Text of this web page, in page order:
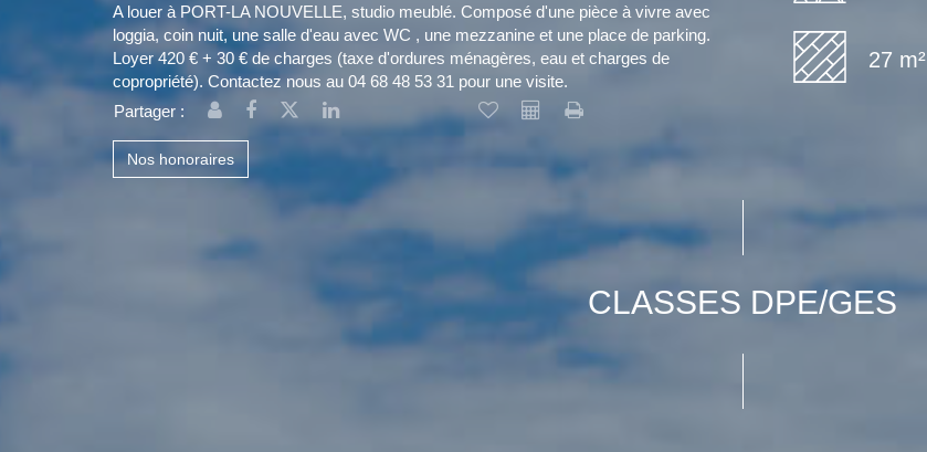
A louer à PORT-LA NOUVELLE, studio meublé. Composé d'une pièce à vivre avec
loggia, coin nuit, une salle d'eau avec WC , une mezzanine et une place de parking.
Loyer 420 € + 30 € de charges (taxe d'ordures ménagères, eau et charges de
copropriété). Contactez nous au 04 68 48 53 31 pour une visite.
Partager :
Nos honoraires
27 m²
CLASSES DPE/GES